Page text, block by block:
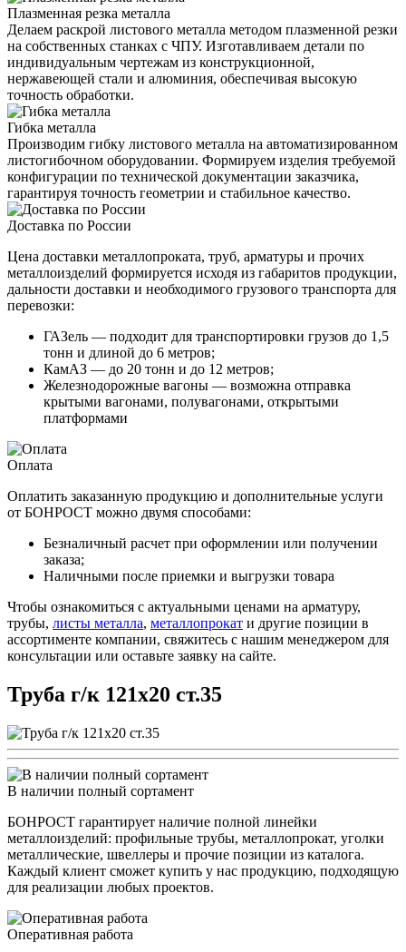
Плазменная резка металла
Делаем раскрой листового металла методом плазменной резки
на собственных станках с ЧПУ. Изготавливаем детали по
индивидуальным чертежам из конструкционной,
нержавеющей стали и алюминия, обеспечивая высокую
точность обработки.
Гибка металла
Производим гибку листового металла на автоматизированном
листогибочном оборудовании. Формируем изделия требуемой
конфигурации по технической документации заказчика,
гарантируя точность геометрии и стабильное качество.
Доставка по России
Цена доставки металлопроката, труб, арматуры и прочих
металлоизделий формируется исходя из габаритов продукции,
дальности доставки и необходимого грузового транспорта для
перевозки:
ГАЗель — подходит для транспортировки грузов до 1,5
тонн и длиной до 6 метров;
КамАЗ — до 20 тонн и до 12 метров;
Железнодорожные вагоны — возможна отправка
крытыми вагонами, полувагонами, открытыми
платформами
Оплата
Оплатить заказанную продукцию и дополнительные услуги
от БОНРОСТ можно двумя способами:
Безналичный расчет при оформлении или получении
заказа;
Наличными после приемки и выгрузки товара
Чтобы ознакомиться с актуальными ценами на арматуру,
трубы, листы металла, металлопрокат и другие позиции в
ассортименте компании, свяжитесь с нашим менеджером для
консультации или оставьте заявку на сайте.
Труба г/к 121х20 ст.35
В наличии полный сортамент
БОНРОСТ гарантирует наличие полной линейки
металлоизделий: профильные трубы, металлопрокат, уголки
металлические, швеллеры и прочие позиции из каталога.
Каждый клиент сможет купить у нас продукцию, подходящую
для реализации любых проектов.
Оперативная работа